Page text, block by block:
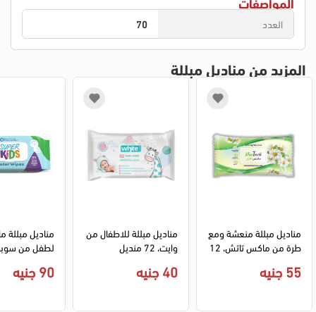
العدد 70
المزيد من مناديل مبللة
مناديل مبللة منعشة ومع
طرة من ماكس تاتش، 12
55 جنيه
وايت، 72 منديل
40 جنيه
مناديل مبللة
90 جنيه